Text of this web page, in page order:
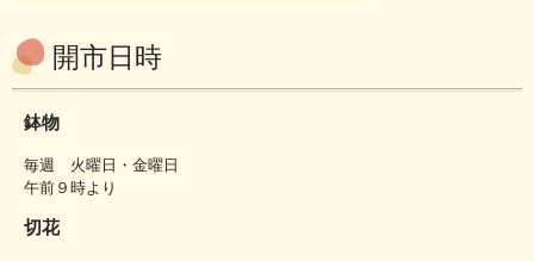
開市日時
鉢物
毎週 火曜日・金曜日
午前９時より
切花